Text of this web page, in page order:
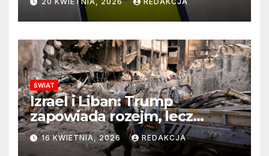
stanowisku
ŚWIAT
Izrael i Liban: Trump
zapowiada rozejm, lecz
perspektywa zakończenia
wojny wciąż odległa
16 KWIETNIA, 2026 REDAKCJA